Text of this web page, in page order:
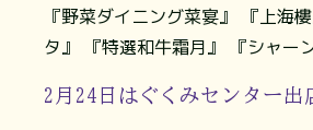
『野菜ダイニング菜宴』 『上海
タ』 『特選和牛霜月』 『シャー
2月24日はぐくみセンター出